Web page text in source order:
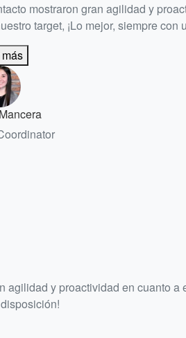
mostraron gran agilidad y
target, ¡Lo mejor, siempre
y proactividad en cuanto